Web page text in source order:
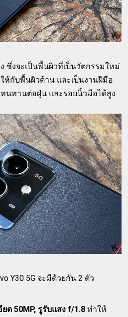
ซึ่งจะเป็นพื้นผิวที่เป็นวัตกรรมใหม่
ห้กับพื้นผิวด้าน และเป็นงานฝีมือ
นทานต่อฝุ่น และรอยนิ้วมือได้สูง
Y30 5G จะมีด้วยกัน 2 ตัว
ด 50MP, รูรับแสง f/1.8 ทำให้